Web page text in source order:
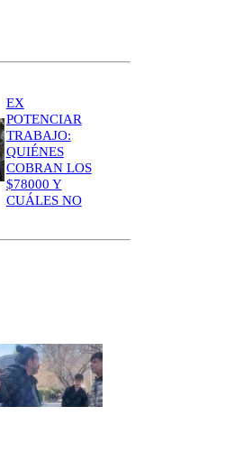
EX
POTENCIAR
TRABAJO:
QUIÉNES
COBRAN LOS
$78000 Y
CUÁLES NO